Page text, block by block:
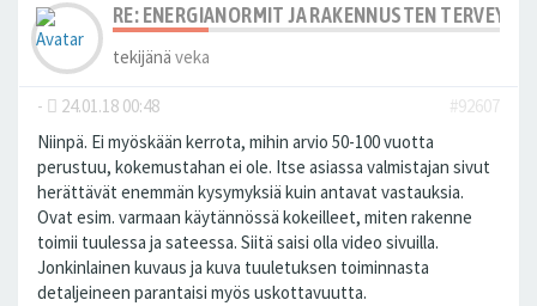
RE: ENERGIANORMIT JA RAKENNUSTEN TERVEYS
tekijänä veka
- 24.01.18 00:48
#92607
Niinpä. Ei myöskään kerrota, mihin arvio 50-100 vuotta
perustuu, kokemustahan ei ole. Itse asiassa valmistajan sivut
herättävät enemmän kysymyksiä kuin antavat vastauksia.
Ovat esim. varmaan käytännössä kokeilleet, miten rakenne
toimii tuulessa ja sateessa. Siitä saisi olla video sivuilla.
Jonkinlainen kuvaus ja kuva tuuletuksen toiminnasta
detaljeineen parantaisi myös uskottavuutta.